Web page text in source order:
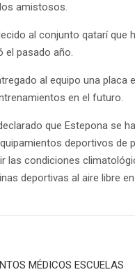
amistosos.
al conjunto qatarí
el pasado año.
al equipo una
en el futuro.
que Estepona se
deportivos de
las condiciones
deportivas al aire libre
MÉDICOS ESCUELAS